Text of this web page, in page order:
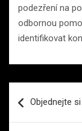
podezření na
odbornou
identifikovat
proObjednejte